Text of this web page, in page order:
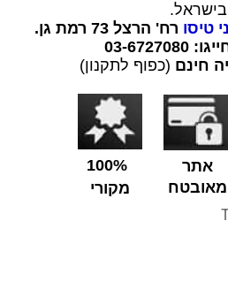
בישראל.
טיסורח' הרצל 73 רמת גן.
חינם (כפוף לתקנון)
אתר
מאובטח
100%
מקורי